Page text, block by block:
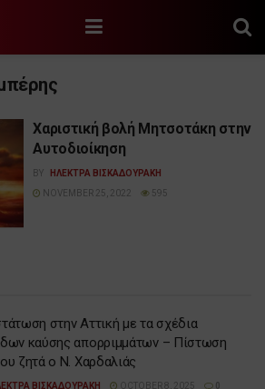
Χαριστική βολή Μητσοτάκη στην
Αυτοδιοίκηση
BY
ΗΛΕΚΤΡΑ ΒΙΣΚΑΔΟΥΡΑΚΗ
NOVEMBER 25, 2022
595
στην Αττική με τα σχέδια
καύσης απορριμμάτων – Πίστωση
ζητά ο Ν. Χαρδαλιάς
ΒΙΣΚΑΔΟΥΡΑΚΗ OCTOBER 8, 2025